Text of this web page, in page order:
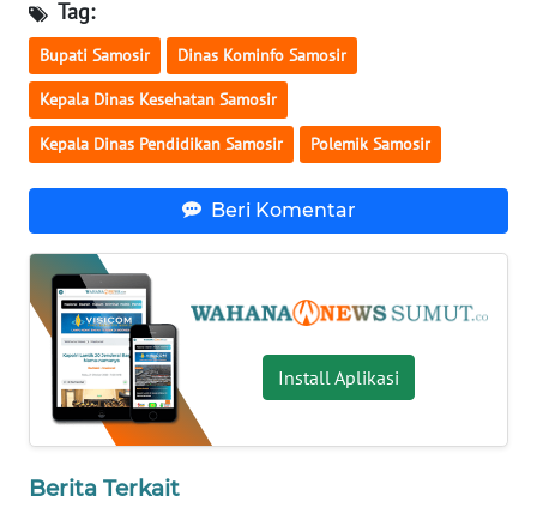
Tag:
Bupati Samosir Dinas Kominfo Samosir
Kepala Dinas Kesehatan Samosir
Kepala Dinas Pendidikan Samosir Polemik Samosir
Beri Komentar
Install Aplikasi
Berita Terkait
WN
LAMPUNG
WN
JATENG
WN
WN
JOGJA
WN
JATIM
WN
BALI